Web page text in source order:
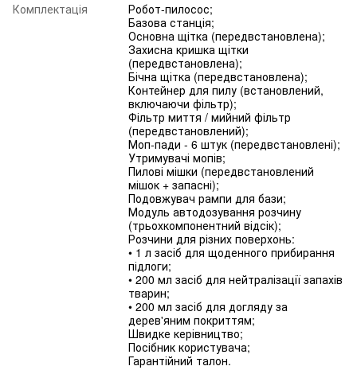
Комплектація
Робот-пилосос;
Базова станція;
Основна щітка (передвстановлена);
Захисна кришка щітки
(передвстановлена);
Бічна щітка (передвстановлена);
Контейнер для пилу (встановлений,
включаючи фільтр);
Фільтр миття / мийний фільтр
(передвстановлений);
Моп-пади - 6 штук (передвстановлені);
Утримувачі мопів;
Пилові мішки (передвстановлений
мішок + запасні);
Подовжувач рампи для бази;
Модуль автодозування розчину
(трьохкомпонентний відсік);
Розчини для різних поверхонь:
• 1 л засіб для щоденного прибирання
підлоги;
• 200 мл засіб для нейтралізації запахів
тварин;
• 200 мл засіб для догляду за
дерев'яним покриттям;
Швидке керівництво;
Посібник користувача;
Гарантійний талон.